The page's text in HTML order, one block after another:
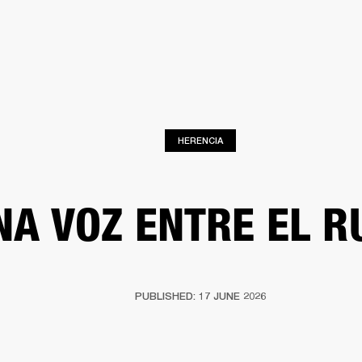
HERENCIA
VOZ ENTRE EL
PUBLISHED: 17 JUNE 2026